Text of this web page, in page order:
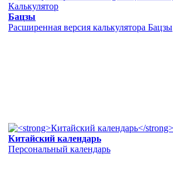
Калькулятор
Бацзы
Расширенная версия калькулятора Бацзы
Китайский календарь
Персональный календарь